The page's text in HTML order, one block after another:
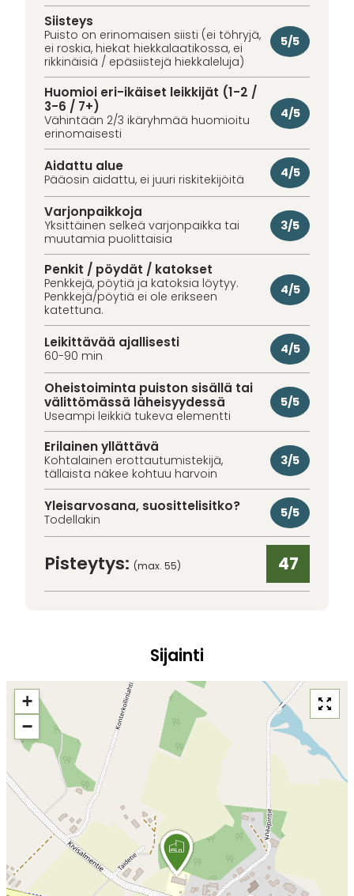
Siisteys
Puisto on erinomaisen siisti (ei töhryjä,
ei roskia, hiekat hiekkalaatikossa, ei
rikkinäisiä / epäsiistejä hiekkaleluja)
5/5
Huomioi eri-ikäiset leikkijät (1-2 /
3-6 / 7+)
Vähintään 2/3 ikäryhmää huomioitu
erinomaisesti
4/5
Aidattu alue
Pääosin aidattu, ei juuri riskitekijöitä 4/5
Varjonpaikkoja
Yksittäinen selkeä varjonpaikka tai
muutamia puolittaisia
3/5
Penkit / pöydät / katokset
Penkkejä, pöytiä ja katoksia löytyy.
Penkkejä/pöytiä ei ole erikseen
katettuna.
4/5
Leikittävää ajallisesti
60-90 min 4/5
Oheistoiminta puiston sisällä tai
välittömässä läheisyydessä
Useampi leikkiä tukeva elementti
5/5
Erilainen yllättävä
Kohtalainen erottautumistekijä,
tällaista näkee kohtuu harvoin
3/5
Yleisarvosana, suosittelisitko?
Todellakin 5/5
Pisteytys: (max. 55) 47
Sijainti
+
−